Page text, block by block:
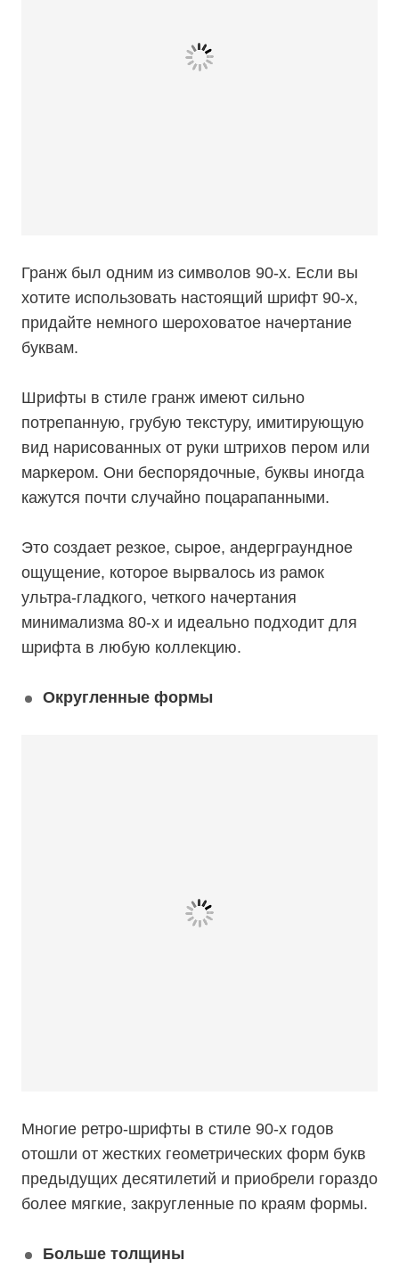
Гранж был одним из символов 90-х. Если вы
хотите использовать настоящий шрифт 90-х,
придайте немного шероховатое начертание
буквам.
Шрифты в стиле гранж имеют сильно
потрепанную, грубую текстуру, имитирующую
вид нарисованных от руки штрихов пером или
маркером. Они беспорядочные, буквы иногда
кажутся почти случайно поцарапанными.
Это создает резкое, сырое, андерграундное
ощущение, которое вырвалось из рамок
ультра-гладкого, четкого начертания
минимализма 80-х и идеально подходит для
шрифта в любую коллекцию.
Округленные формы
Многие ретро-шрифты в стиле 90-х годов
отошли от жестких геометрических форм букв
предыдущих десятилетий и приобрели гораздо
более мягкие, закругленные по краям формы.
Больше толщины